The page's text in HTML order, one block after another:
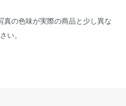
の色味が実際の商品と少し異な
い。